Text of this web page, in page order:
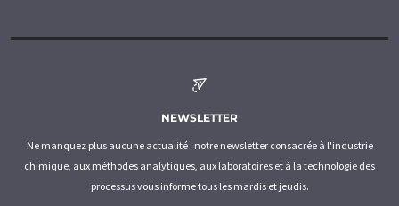
NEWSLETTER
Ne manquez plus aucune actualité : notre newsletter consacrée à l'industrie
chimique, aux méthodes analytiques, aux laboratoires et à la technologie des
processus vous informe tous les mardis et jeudis.